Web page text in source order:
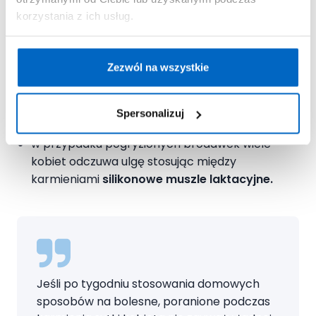
korzystania z ich usług.
Zezwól na wszystkie
Spersonalizuj
zapewnianie piersiom stałego dopływu
powietrza: częste chodzenie bez stanika,
noszenie wyłącznie nieuciskających biustonoszy
z naturalnych, przewiewnych materiałów.
często zmieniaj wkładki laktacyjneoraz
regularnie wymieniaj staniki na czyste;
w przypadku pogryzionych brodawek wiele
kobiet odczuwa ulgę stosując między
karmieniami silikonowe muszle laktacyjne.
Jeśli po tygodniu stosowania domowych
sposobów na bolesne, poranione podczas